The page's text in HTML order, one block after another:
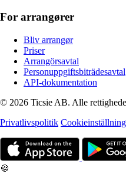
For arrangører
Bliv arrangør
Priser
Arrangörsavtal
Personuppgiftsbiträdesavtal
API-dokumentation
© 2026 Ticsie AB. Alle
Privatlivspolitik
🍪